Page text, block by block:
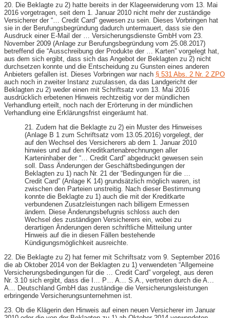
20. Die Beklagte zu 2) hatte bereits in der Klageerwiderung vom 13. Mai
2016 vorgetragen, seit dem 1. Januar 2010 nicht mehr der zuständige
Versicherer der “… Credit Card” gewesen zu sein. Dieses Vorbringen hat
sie in der Berufungsbegründung dadurch untermauert, dass sie den
Ausdruck einer E-​Mail der … Versicherungsdienste GmbH vom 23.
November 2009 (Anlage zur Berufungsbegründung vom 25.08.2017)
betreffend die “Ausschreibung der Produkte der … Karten” vorgelegt hat,
aus dem sich ergibt, dass sich das Angebot der Beklagten zu 2) nicht
durchsetzen konnte und die Entscheidung zu Gunsten eines anderen
Anbieters gefallen ist. Dieses Vorbringen war nach § 531 Abs. 2 Nr. 2 ZPO
auch noch in zweiter Instanz zuzulassen, da das Landgericht der
Beklagten zu 2) weder einen mit Schriftsatz vom 13. Mai 2016
ausdrücklich erbetenen Hinweis rechtzeitig vor der mündlichen
Verhandlung erteilt, noch nach der Erörterung in der mündlichen
Verhandlung eine Erklärungsfrist eingeräumt hat.
21. Zudem hat die Beklagte zu 2) ein Muster des Hinweises
(Anlage B 1 zum Schriftsatz vom 13.05.2016) vorgelegt, der
auf den Wechsel des Versicherers ab dem 1. Januar 2010
hinwies und auf den Kreditkartenabrechnungen aller
Karteninhaber der “… Credit Card” abgedruckt gewesen sein
soll. Dass Änderungen der Geschäftsbedingungen der
Beklagten zu 1) nach Nr. 21 der “Bedingungen für die …
Credit Card” (Anlage K 14) grundsätzlich möglich waren, ist
zwischen den Parteien unstreitig. Nach dieser Bestimmung
konnte die Beklagte zu 1) auch die mit der Kreditkarte
verbundenen Zusatzleistungen nach billigem Ermessen
ändern. Diese Änderungsbefugnis schloss auch den
Wechsel des zuständigen Versicherers ein, wobei zu
derartigen Änderungen deren schriftliche Mitteilung unter
Hinweis auf die in diesen Fällen bestehende
Kündigungsmöglichkeit ausreichte.
22. Die Beklagte zu 2) hat ferner mit Schriftsatz vom 9. September 2016
die ab Oktober 2014 von der Beklagten zu 1) verwendeten “Allgemeine
Versicherungsbedingungen für die … Credit Card” vorgelegt, aus deren
Nr. 3.10 sich ergibt, dass die I… P… A… S.A., vertreten durch die A…
A… Deutschland GmbH das zuständige die Versicherungsleistungen
erbringende Versicherungsunternehmen ist.
23. Ob die Klägerin den Hinweis auf einen neuen Versicherer im Januar